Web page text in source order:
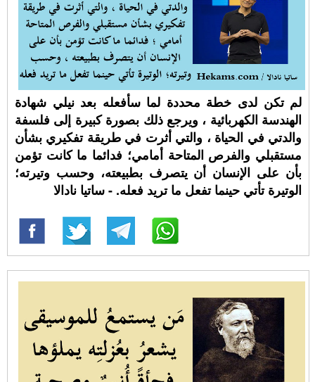
لم تكن لدى خطة محددة لما سأفعله بعد نيلي شهادة
الهندسة الكهربائية ، ويرجع ذلك بصورة كبيرة إلى فلسفة
والدتي في الحياة ، والتي أثرت في طريقة تفكيري بشأن
مستقبلي والفرص المتاحة أمامي؛ فدائما ما كانت تؤمن
بأن على الإنسان أن يتصرف بطبيعته، وحسب وتيرته؛
الوتيرة تأتي حينما تفعل ما تريد فعله. - ساتيا نادالا